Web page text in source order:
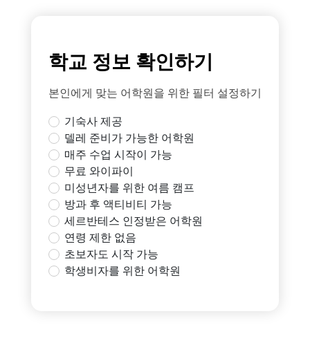
학교 정보 확인하기
본인에게 맞는 어학원을 위한 필터 설정하기
기숙사 제공
델레 준비가 가능한 어학원
매주 수업 시작이 가능
무료 와이파이
미성년자를 위한 여름 캠프
방과 후 액티비티 가능
세르반테스 인정받은 어학원
연령 제한 없음
초보자도 시작 가능
학생비자를 위한 어학원